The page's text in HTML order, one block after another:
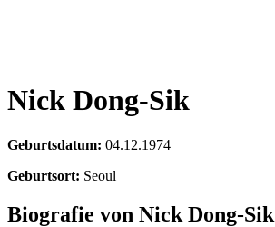
Nick Dong-Sik
Geburtsdatum: 04.12.1974
Geburtsort: Seoul
Biografie von Nick Dong-Sik